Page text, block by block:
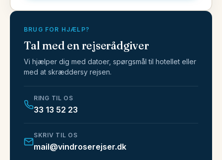
BRUG FOR HJÆLP?
Tal med en rejserådgiver
Vi hjælper dig med datoer, spørgsmål til hotellet eller
med at skræddersy rejsen.
RING TIL OS
33 13 52 23
SKRIV TIL OS
mail@vindroserejser.dk